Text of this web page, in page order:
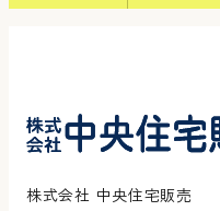
株式会社 中央住宅販売